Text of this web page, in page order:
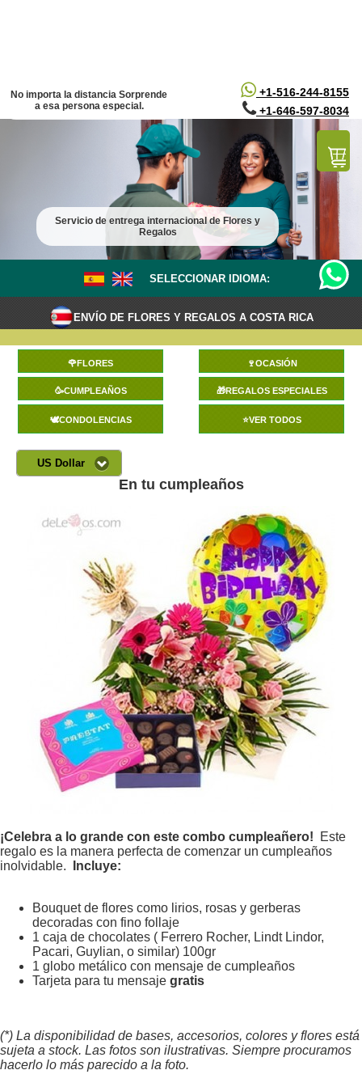
+1-516-244-8155
+1-646-597-8034
No importa la distancia Sorprende
a esa persona especial.
Servicio de entrega internacional de Flores y
Regalos
SELECCIONAR IDIOMA:
ENVÍO DE FLORES Y REGALOS A COSTA RICA
🌹FLORES 🍷OCASIÓN
🥳CUMPLEAÑOS 🎁REGALOS ESPECIALES
🕊️CONDOLENCIAS ⭐VER TODOS
US Dollar
En tu cumpleaños
¡Celebra a lo grande con este combo cumpleañero!
Este
regalo es la manera perfecta de comenzar un cumpleaños
inolvidable.
Incluye:
Bouquet de flores como lirios, rosas y gerberas
decoradas con fino follaje
1 caja de chocolates ( Ferrero Rocher, Lindt Lindor,
Pacari, Guylian, o similar) 100gr
1 globo metálico con mensaje de cumpleaños
Tarjeta para tu mensaje gratis
(*) La disponibilidad de bases, accesorios, colores y flores está
sujeta a stock. Las fotos son ilustrativas. Siempre procuramos
hacerlo lo más parecido a la foto.